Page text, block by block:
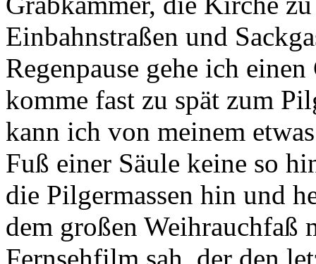
Einbahnstraßen und
Regenpause gehe ich
komme fast zu spät zum
kann ich von meinem
Fuß einer Säule keine so
die Pilgermassen hin und
dem großen Weihrauchfaß
Fernsehfilm sah, der den